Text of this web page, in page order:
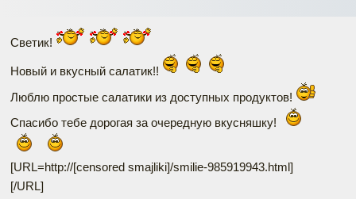
Светик!
Новый и вкусный салатик!!
Люблю простые салатики из доступных продуктов!
Спасибо тебе дорогая за очередную вкусняшку!
[URL=http://[censored smajliki]/smilie-985919943.html]
[/URL]